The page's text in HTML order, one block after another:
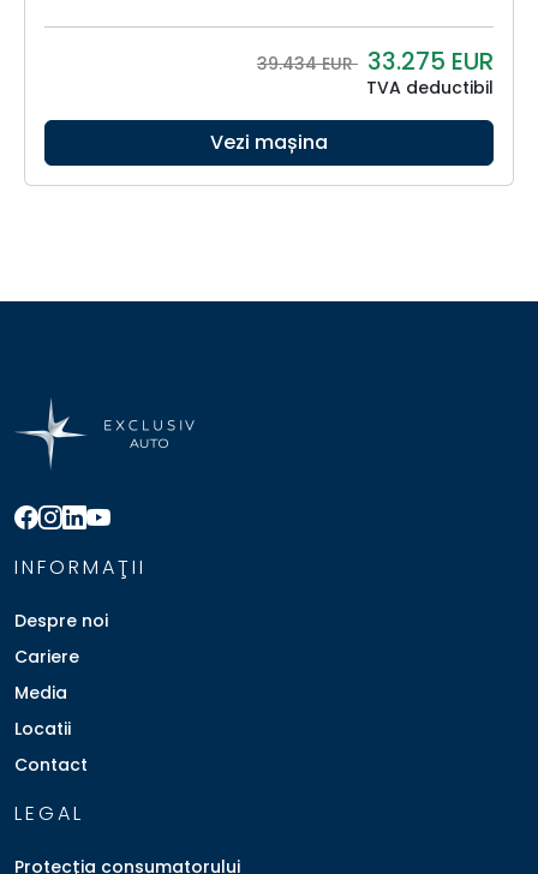
39.434 EUR 33.275 EUR
TVA deductibil
Vezi mașina
INFORMAŢII
Despre noi
Cariere
Media
Locatii
Contact
LEGAL
Protecţia consumatorului